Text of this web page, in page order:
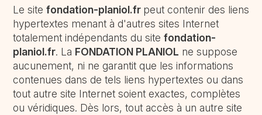
Le site fondation-planiol.fr peut contenir des liens
hypertextes menant à d'autres sites Internet
totalement indépendants du site fondation-
planiol.fr. La FONDATION PLANIOL ne suppose
aucunement, ni ne garantit que les informations
contenues dans de tels liens hypertextes ou dans
tout autre site Internet soient exactes, complètes
ou véridiques. Dès lors, tout accès à un autre site